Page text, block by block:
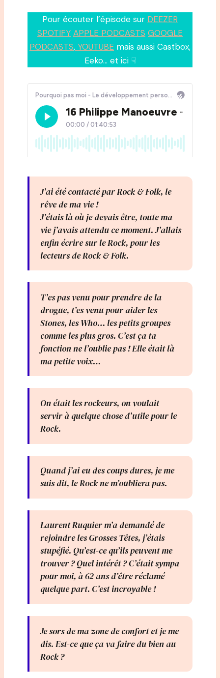
Pour écouter l’épisode sur DEEZER
SPOTIFY APPLE PODCASTS GOOGLE
PODCASTS, YOUTUBE mais aussi Castbox,
Eeko… et ici ☟
J’ai été contacté par Rock & Folk, le
rêve de ma vie !
J’étais là où je devais être, toute ma
vie j’avais attendu ce moment. J’allais
enfin écrire sur le Rock, pour les
lecteurs de Rock & Folk.
T’es pas venu pour prendre de la
drogue, t’es venu pour aider les
Stones, les Who… les petits groupes
comme les plus gros. C’est ça ta
fonction ne l’oublie pas ! Elle était là
ma petite voix…
On était les rockeurs, on voulait
servir à quelque chose d’utile pour le
Rock.
Quand j’ai eu des coups dures, je me
suis dit, le Rock ne m’oubliera pas.
Laurent Ruquier m’a demandé de
rejoindre les Grosses Têtes, j’étais
stupéfié. Qu’est-ce qu’ils peuvent me
trouver ? Quel intérêt ? C’était sympa
pour moi, à 62 ans d’être réclamé
quelque part. C’est incroyable !
Je sors de ma zone de confort et je me
dis. Est-ce que ça va faire du bien au
Rock ?